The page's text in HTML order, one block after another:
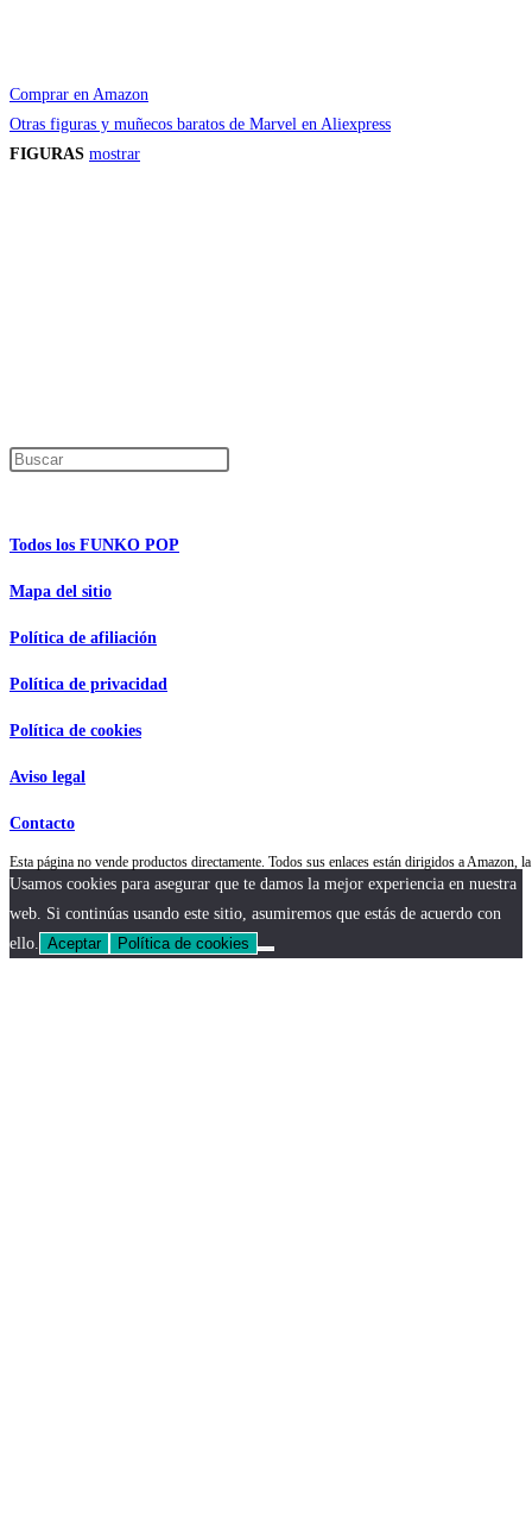
Comprar en Amazon
Otras figuras y muñecos baratos de Marvel en Aliexpress
FIGURAS mostrar
Todos los FUNKO POP
Mapa del sitio
Política de afiliación
Política de privacidad
Política de cookies
Aviso legal
Contacto
Esta página no vende productos directamente. Todos sus enlaces están dirigidos a
Usamos cookies para asegurar que te damos la mejor experiencia en nuestra
web. Si continúas usando este sitio, asumiremos que estás de acuerdo con
ello. Aceptar Política de cookies